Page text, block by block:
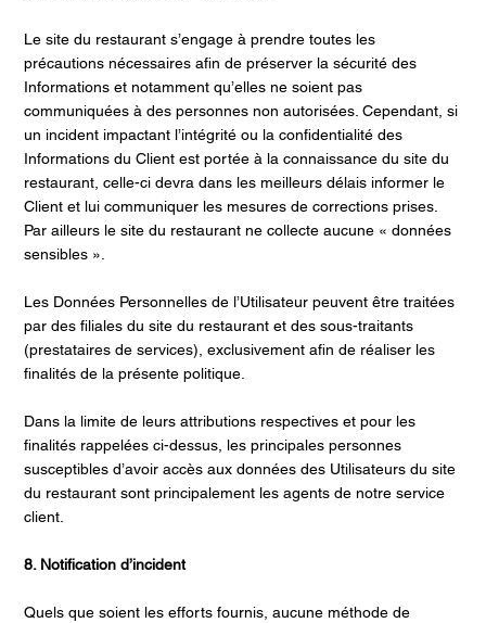
Le site du restaurant s’engage à prendre toutes les
précautions nécessaires afin de préserver la sécurité des
Informations et notamment qu’elles ne soient pas
communiquées à des personnes non autorisées. Cependant, si
un incident impactant l’intégrité ou la confidentialité des
Informations du Client est portée à la connaissance du site du
restaurant, celle-ci devra dans les meilleurs délais informer le
Client et lui communiquer les mesures de corrections prises.
Par ailleurs le site du restaurant ne collecte aucune « données
sensibles ».
Les Données Personnelles de l’Utilisateur peuvent être traitées
par des filiales du site du restaurant et des sous-traitants
(prestataires de services), exclusivement afin de réaliser les
finalités de la présente politique.
Dans la limite de leurs attributions respectives et pour les
finalités rappelées ci-dessus, les principales personnes
susceptibles d’avoir accès aux données des Utilisateurs du site
du restaurant sont principalement les agents de notre service
client.
8. Notification d’incident
Quels que soient les efforts fournis, aucune méthode de